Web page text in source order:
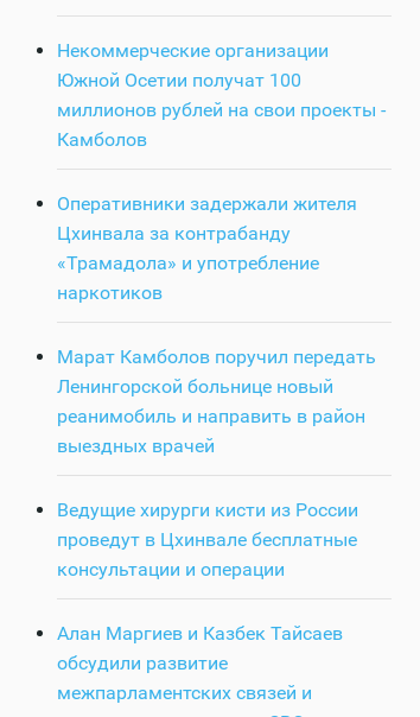
Некоммерческие организации
Южной Осетии получат 100
миллионов рублей на свои проекты -
Камболов
Оперативники задержали жителя
Цхинвала за контрабанду
«Трамадола» и употребление
наркотиков
Марат Камболов поручил передать
Ленингорской больнице новый
реанимобиль и направить в район
выездных врачей
Ведущие хирурги кисти из России
проведут в Цхинвале бесплатные
консультации и операции
Алан Маргиев и Казбек Тайсаев
обсудили развитие
межпарламентских связей и